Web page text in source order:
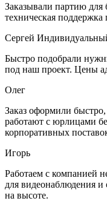
Заказывали партию для
техническая поддержка
Сергей
Быстро подобрали
под наш проект. Цены
Олег
Заказ оформили
работают с юрлицами
корпоративных
Игорь
Работаем с компанией
для видеонаблюдения и
на высоте.